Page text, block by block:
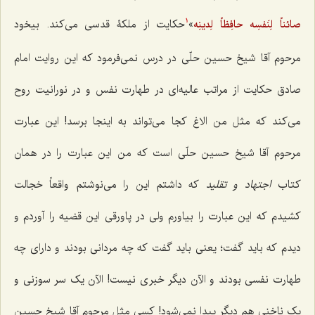
صائناً لِنَفسِه حافِظاً لِدینِه»
1حکایت از ملکۀ قدسى مى‌کند. بیخود
مرحوم آقا شیخ حسین حلّى در درس نمى‌فرمود که این روایت امام
صادق حکایت از مراتب عالیه‌اى در طهارت نفس و در نورانیت روح
می‌کند که مثل من الاغ کجا مى‌تواند به اینجا برسد! این عبارت
مرحوم آقا شیخ حسین حلّى است که من این عبارت را در همان
کتاباجتهاد و تقلید که داشتم این را مى‌نوشتم واقعاً خجالت
کشیدم که این عبارت را بیاورم ولى در پاورقى این قضیه را آوردم و
دیدم که باید گفت؛ یعنى باید گفت که چه مردانى بودند و داراى چه
طهارت نفسى بودند و الآن دیگر خبرى نیست! الآن یک سر سوزنى و
یک ناخنى هم دیگر پیدا نمى‌شود! کسى مثل مرحوم آقا شیخ حسین